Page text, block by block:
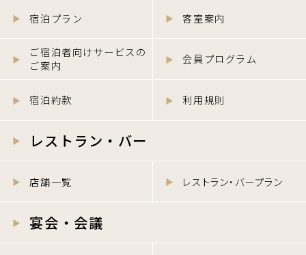
宿泊プラン 客室案内
ご宿泊者向けサービスの
ご案内
会員プログラム
宿泊約款 利用規則
レストラン・バー
店舗一覧 レストラン・バープラン
宴会・会議